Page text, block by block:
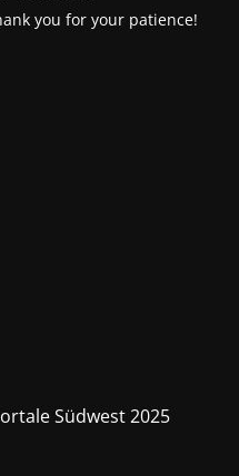
you for your patience!
Südwest 2025